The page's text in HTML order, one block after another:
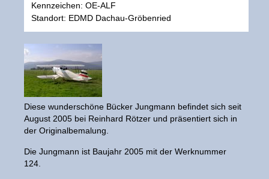
Kennzeichen: OE-ALF
Standort: EDMD Dachau-Gröbenried
Diese wunderschöne Bücker Jungmann befindet sich seit
August 2005 bei Reinhard Rötzer und präsentiert sich in
der Originalbemalung.
Die Jungmann ist Baujahr 2005 mit der Werknummer
124.